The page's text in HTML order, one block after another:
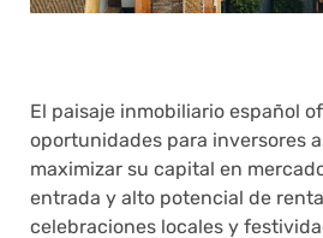
El paisaje inmobiliario español
oportunidades para inversores
maximizar su capital en
entrada y alto potencial de
celebraciones locales y